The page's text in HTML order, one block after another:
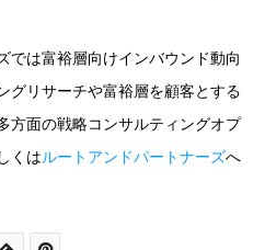
では富裕層向けインバウンド動向
グリサーチや富裕層を顧客とする
方面の戦略コンサルティングオプ
くはルートアンドパートナーズへ